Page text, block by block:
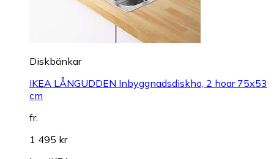
Diskbänkar
IKEA LÅNGUDDEN Inbyggnadsdiskho, 2 hoar 75x53
cm
fr.
1 495 kr